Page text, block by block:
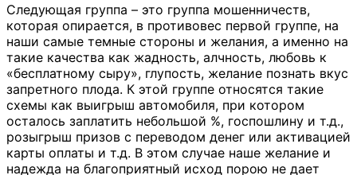
Следующая группа – это группа мошенничеств,
которая опирается, в противовес первой группе, на
наши самые темные стороны и желания, а именно на
такие качества как жадность, алчность, любовь к
«бесплатному сыру», глупость, желание познать вкус
запретного плода. К этой группе относятся такие
схемы как выигрыш автомобиля, при котором
осталось заплатить небольшой %, госпошлину и т.д.,
розыгрыш призов с переводом денег или активацией
карты оплаты и т.д. В этом случае наше желание и
надежда на благоприятный исход порою не дает